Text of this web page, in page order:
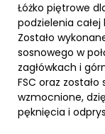
Łóżko piętrowe
podzielenia całej
Zostało
sosnowego w
zagłówkach i
FSC oraz
wzmocnione,
pęknięcia i